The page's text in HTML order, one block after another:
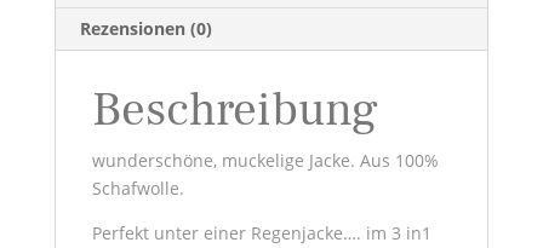
Rezensionen (0)
Beschreibung
wunderschöne, muckelige Jacke. Aus 100%
Schafwolle.
Perfekt unter einer Regenjacke…. im 3 in1